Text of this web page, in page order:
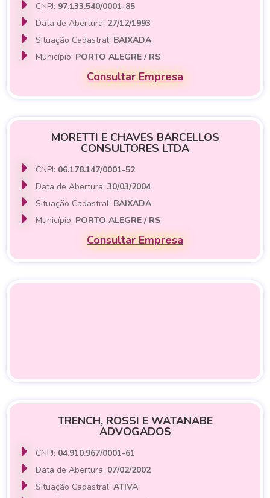
CNPJ: 97.133.540/0001-85
Data de Abertura: 27/12/1993
Situação Cadastral: BAIXADA
Município: PORTO ALEGRE / RS
Consultar Empresa
MORETTI E CHAVES BARCELLOS
CONSULTORES LTDA
CNPJ: 06.178.147/0001-52
Data de Abertura:30/03/2004
Situação Cadastral: BAIXADA
Município: PORTO ALEGRE / RS
Consultar Empresa
TRENCH, ROSSI E WATANABE
ADVOGADOS
CNPJ: 04.910.967/0001-61
Data de Abertura: 07/02/2002
Situação Cadastral:ATIVA